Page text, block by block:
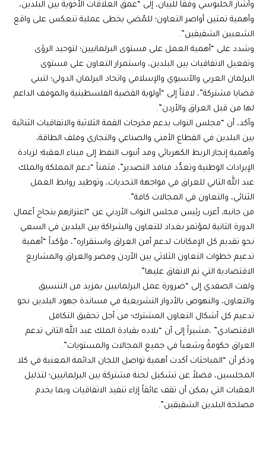
وأشار الحلبوسي وفقاً للبيان، إلى “عمق العلاقات الأخوية بين البلدين،
وأهمية تمتين أواصر التعاون؛ للمُضي بخطى عملية تنعكس على واقع
الشعبين الشقيقين”.
وشدد على “أهمية العمل على مستوى البرلمانيين؛ لتوحيد الرؤى
وتفعيل الاتفاقيات بين البلدين، واستمرار التعاون على مستوى
البرلمان العربي والآسيوي والإسلامي واتحاد البرلمان الدولي؛ لتبني
قضايا مشتركة”، لافتاً إلى “أولوية القضية الفلسطينية والموقف الداعم
لها من قبل العراق والأردن”.
وأكد، أن “مجلس النواب يدعم مخرجات القمة الثلاثية والاتفاقيات الثنائية
بين البلدين في القطاع الأمني والصناعي والتجاري وملف الطاقة،
وأهمية إنجاز الربط الكهربائي ومد أنبوب النفط إلى ميناء العقبة؛ لزيادة
الإيرادات الوطنية وتعدُّد منافذ التصدير”، مثمناً “دعم المملكة والملك
عبد الله الثاني للعراق في مواجهة التحديات، وتوطيد روابط العمل
الثنائي، والتعاون في المجالات كافة”.
من جانبه، أعرب رئيس مجلس النواب الأردني عن “اعتزازهم بنجاح أعمال
الدورة الثانية لمؤتمر بغداد للتعاون والشراكة بين البلدين في السعي
نحو تقديم كل الإمكانات لدعم أمن العراق واستقراره”، مؤكداً “أهمية
تدعيم خطوات التعاون الثلاثي بين الأردن ومصر والعراق والمشاريع
الاقتصادية التي تم الاتفاق عليها”.
ولفت الصفدي إلى “ضرورة عمل البرلمانيين بمزيد من التنسيق
والتعاون، والنهوض بالأدوار التشريعية في مساندة جهود البلدين نحو
تدعيم كل أشكال التعاون المشترك؛ من أجل تحقيق التكامل
الاقتصادي” ،مشيراً إلى أن “بلاده بقيادة الملك عبد الله الثاني تدعم
العراق حكومةً وشعباً في جميع المجالات والمستويات”.
وذكر أن “المباحثات أكدت أهمية تواصل اللجان الدائمة المعنية في كلا
المجلسين، فضلاً عن تشكيل لجنة مشتركة بين البرلمانيين؛ لتذليل
العقبات التي يمكن أن تقف عائقاً إزاء تنفيذ الاتفاقيات وبما يخدم
مصلحة البلدين الشقيقين”.